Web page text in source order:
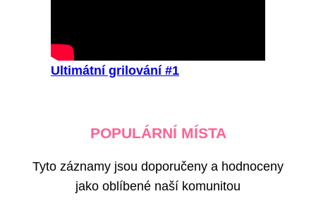
Ultimátní grilování #1
POPULÁRNÍ MÍSTA
Tyto záznamy jsou doporučeny a hodnoceny
jako oblíbené naší komunitou